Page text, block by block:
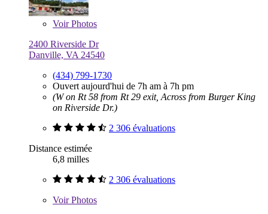
VoirPhotos
2400 Riverside Dr
Danville, VA 24540
(434) 799-1730
Ouvert aujourd'hui de 7h am à 7h pm
(W on Rt 58 from Rt 29 exit, Across from Burger King
on Riverside Dr.)
2 306 évaluations
Distance estimée
6,8 milles
2 306 évaluations
VoirPhotos